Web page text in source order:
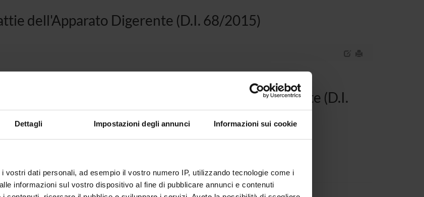
Dettagli Impostazioni degli annunci Informazioni sui cookie
vostri dati personali, ad esempio il vostro numero IP, utilizzando tecnologie come i
informazioni sul vostro dispositivo al fine di pubblicare annunci e contenuti
dell'Apparato Digerente (D.I. 68/2015)
Specializzazione in Malattie dell'Apparato Digerente (D.I.
profitto teorico-pratico 1
4S002786